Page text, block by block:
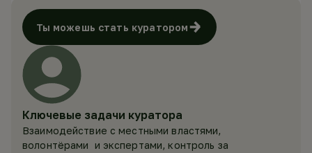
Ты можешь стать куратором
Ключевые задачи куратора
Взаимодействие с местными властями,
волонтёрами и экспертами, контроль за